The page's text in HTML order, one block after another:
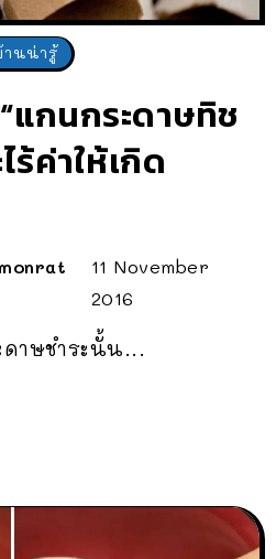
านน่ารู้
“แกนกระดาษทิช
ร้ค่าให้เกิด
11 November
2016
าษชำระนั้น...